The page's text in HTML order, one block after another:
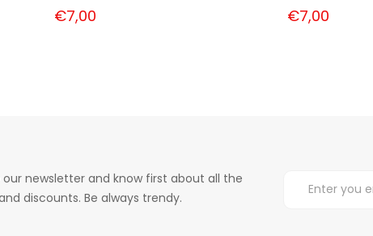
€7,00 €7,00
our newsletter and know first about all the
discounts. Be always trendy.